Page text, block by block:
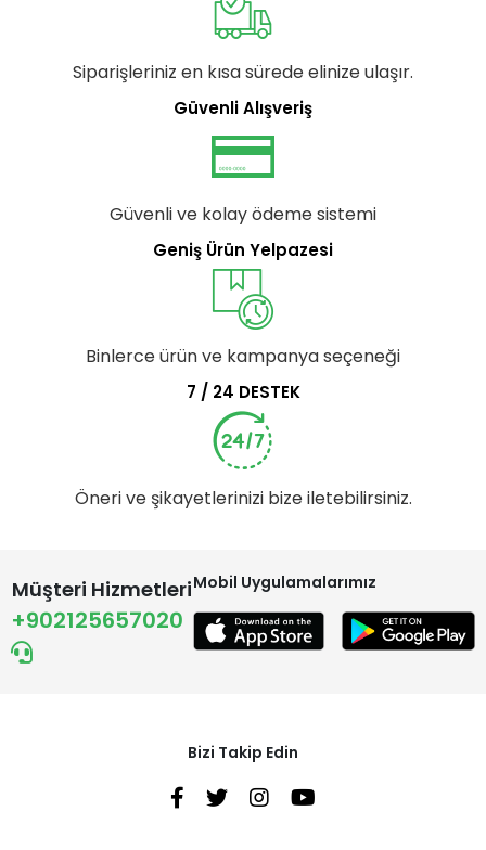
Siparişleriniz en kısa sürede elinize ulaşır.
Güvenli Alışveriş
Güvenli ve kolay ödeme sistemi
Geniş Ürün Yelpazesi
Binlerce ürün ve kampanya seçeneği
7 / 24 DESTEK
Öneri ve şikayetlerinizi bize iletebilirsiniz.
Müşteri Hizmetleri
+902125657020
Mobil Uygulamalarımız
Bizi Takip Edin